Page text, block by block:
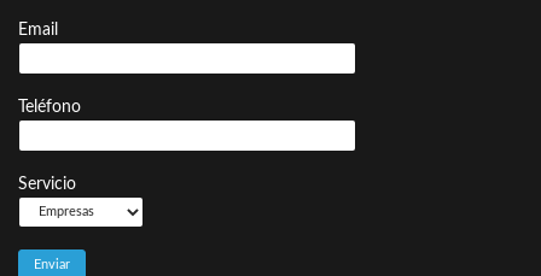
Email
Teléfono
Servicio